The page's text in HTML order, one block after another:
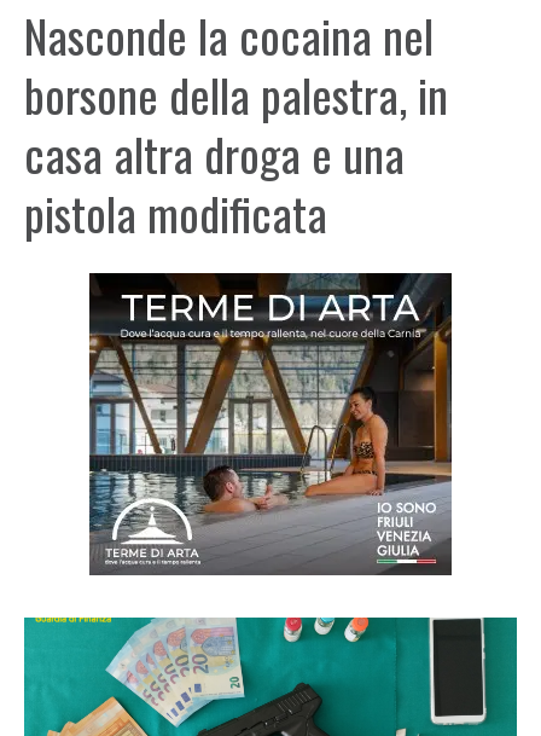
Nasconde la cocaina nel
borsone della palestra, in
casa altra droga e una
pistola modificata